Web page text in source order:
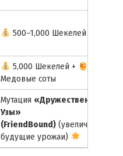
500–1,000 Шекелей
5,000 Шекелей +
Медовые соты
Мутация «Дружественные
Узы»
(FriendBound) (увеличивает
будущие урожаи)